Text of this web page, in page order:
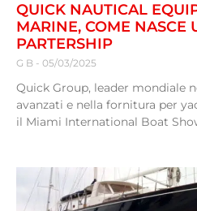
QUICK NAUTICAL
MARINE, COME NASCE
PARTERSHIP
G B 05/03/2025
Quick Group, leader mondiale
avanzati e nella fornitura per
il Miami International Boat